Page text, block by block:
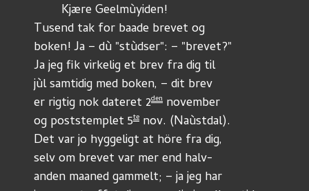
	Kjære Geelmùyiden!
Tusend tak for baade brevet og
boken! Ja – dù "stùdser": – "brevet?"
Ja jeg fik virkelig et brev fra dig til
jùl samtidig med boken, – dit brev
er rigtig nok dateret 2den november
og poststemplet 5te nov. (Naùstdal).
Det var jo hyggeligt at höre fra dig,
selv om brevet var mer end halv-
anden maaned gammelt; – ja jeg har